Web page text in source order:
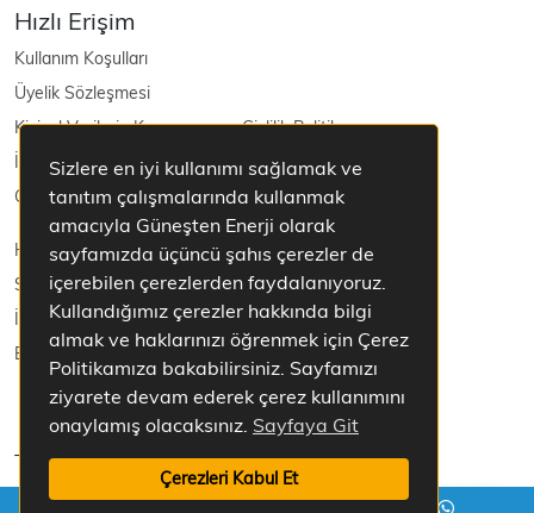
Sizlere en iyi kullanımı sağlamak ve
tanıtım çalışmalarında kullanmak
amacıyla Güneşten Enerji olarak
sayfamızda üçüncü şahıs çerezler de
içerebilen çerezlerden faydalanıyoruz.
Kullandığımız çerezler hakkında bilgi
almak ve haklarınızı öğrenmek için Çerez
Politikamıza bakabilirsiniz. Sayfamızı
ziyarete devam ederek çerez kullanımını
onaylamış olacaksınız. Sayfaya Git
Çerezleri Kabul Et
Hızlı Erişim
Kullanım Koşulları
Üyelik Sözleşmesi
Kişisel Verilerin Korunması ve Gizlilik Politikası
İptal ve İade Şartları
Güneş Enerjisi
Hakkımızda
Sepetim
İletişim
Blog
Tüm Hakları Saklıdır.